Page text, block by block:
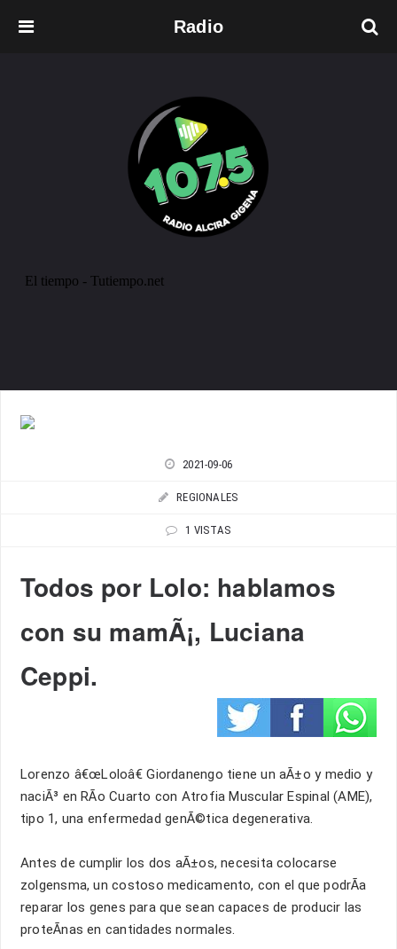
Radio
2021-09-06
REGIONALES
1 VISTAS
Todos por Lolo: hablamos
con su mamÃ¡, Luciana
Ceppi.
Lorenzo â€œLoloâ€ Giordanengo tiene un aÃ±o y medio y
naciÃ³ en RÃ­o Cuarto con Atrofia Muscular Espinal (AME),
tipo 1, una enfermedad genÃ©tica degenerativa.
Antes de cumplir los dos aÃ±os, necesita colocarse
zolgensma, un costoso medicamento, con el que podrÃ­a
reparar los genes para que sean capaces de producir las
proteÃ­nas en cantidades normales.